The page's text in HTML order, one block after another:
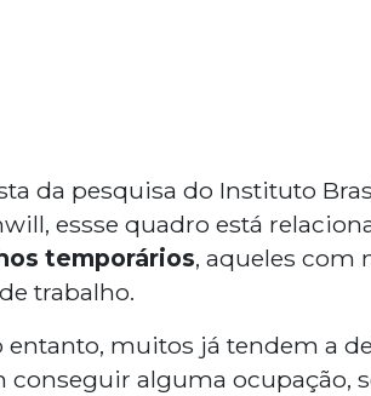
da pesquisa do Instituto
essse quadro está
temporários, aqueles com
trabalho.
entanto, muitos já tendem a
alguma ocupação,